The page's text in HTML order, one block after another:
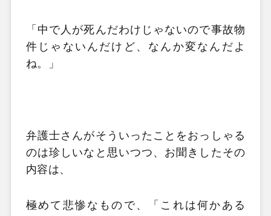
「中で人が死んだわけじゃないので事故物
件じゃないんだけど、なんか変なんだよ
ね。」
弁護士さんがそういったことをおっしゃる
のは珍しいなと思いつつ、お聞きしたその
内容は、
極めて悲惨なもので、「これは何かある